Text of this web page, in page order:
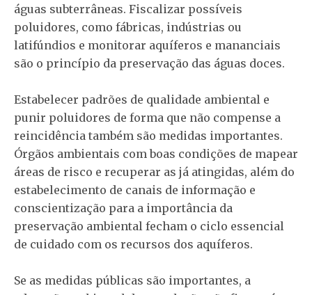
águas subterrâneas. Fiscalizar possíveis
poluidores, como fábricas, indústrias ou
latifúndios e monitorar aquíferos e mananciais
são o princípio da preservação das águas doces.
Estabelecer padrões de qualidade ambiental e
punir poluidores de forma que não compense a
reincidência também são medidas importantes.
Órgãos ambientais com boas condições de mapear
áreas de risco e recuperar as já atingidas, além do
estabelecimento de canais de informação e
conscientização para a importância da
preservação ambiental fecham o ciclo essencial
de cuidado com os recursos dos aquíferos.
Se as medidas públicas são importantes, a